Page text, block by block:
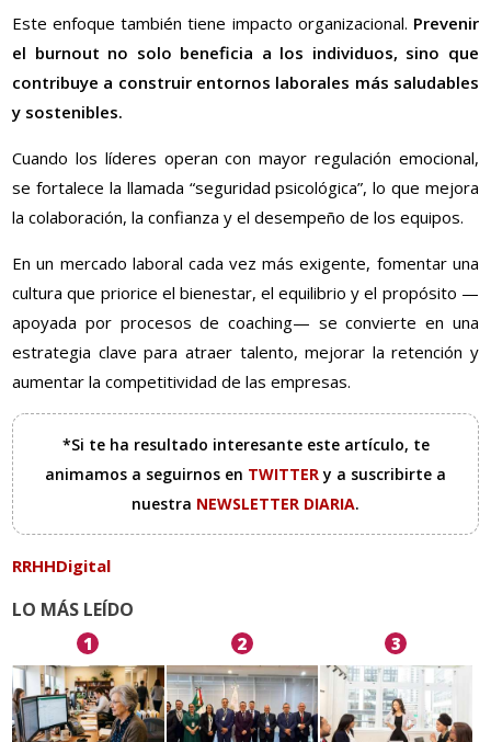
Este enfoque también tiene impacto organizacional. Prevenir
el burnout no solo beneficia a los individuos, sino que
contribuye a construir entornos laborales más saludables
y sostenibles.
Cuando los líderes operan con mayor regulación emocional,
se fortalece la llamada “seguridad psicológica”, lo que mejora
la colaboración, la confianza y el desempeño de los equipos.
En un mercado laboral cada vez más exigente, fomentar una
cultura que priorice el bienestar, el equilibrio y el propósito —
apoyada por procesos de coaching— se convierte en una
estrategia clave para atraer talento, mejorar la retención y
aumentar la competitividad de las empresas.
*Si te ha resultado interesante este artículo, te
animamos a seguirnos en TWITTERy a suscribirte a
nuestra NEWSLETTER DIARIA.
RRHHDigital
LO MÁS LEÍDO
1 2 3